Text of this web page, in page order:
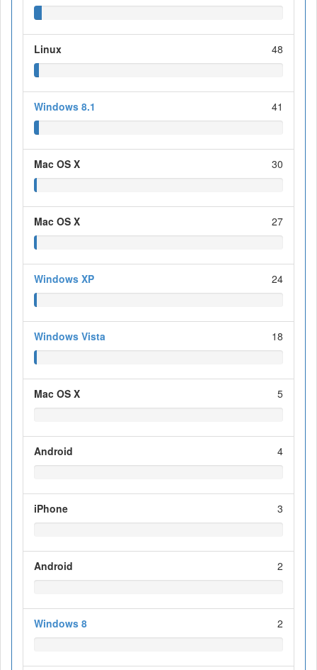
Linux 48
Windows 8.1 41
Mac OS X 30
Mac OS X 27
Windows XP 24
Windows Vista 18
Mac OS X 5
Android 4
iPhone 3
Android 2
Windows 8 2